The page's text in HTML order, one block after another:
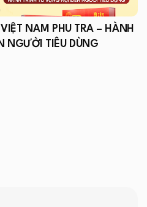
NAM PHU TRA – HÀNH
NGƯỜI TIÊU DÙNG